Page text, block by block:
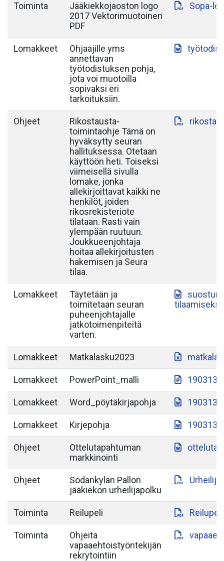
Toiminta
Jääkiekkojaoston logo
2017 Vektorimuotoinen
PDF
Sopa-
Lomakkeet
Ohjaajille yms
annettavan
työtodistuksen pohja,
jota voi muotoilla
sopivaksi eri
tarkoituksiin.
Ohjeet
Rikostausta-
toimintaohje Tämä on
hyväksytty seuran
hallituksessa. Otetaan
käyttöön heti. Toiseksi
viimeisellä sivulla
lomake, jonka
allekirjoittavat kaikki ne
henkilöt, joiden
rikosrekisteriote
tilataan. Rasti vain
ylempään ruutuun.
Joukkueenjohtaja
hoitaa allekirjoitusten
hakemisen ja Seura
tilaa.
Lomakkeet
Täytetään ja
toimitetaan seuran
puheenjohtajalle
jatkotoimenpiteitä
varten.
Lomakkeet Matkalasku2023
Lomakkeet PowerPoint_malli 190313-
Lomakkeet Word_pöytäkirjapohja 190313-
Lomakkeet Kirjepohja 190313-
Ohjeet
Ottelutapahtuman
markkinointi
Ohjeet
Sodankylän Pallon
jääkiekon urheilijapolku
Toiminta Reilupeli
Toiminta
Ohjeita
vapaaehtoistyöntekijän
rekrytointiin